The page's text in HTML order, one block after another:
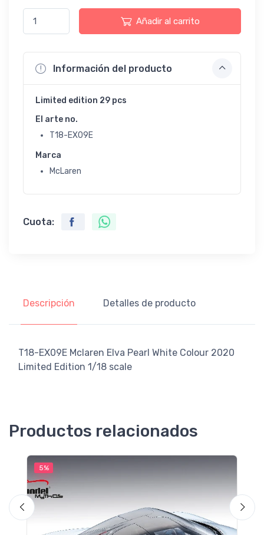
Añadir al carrito
Información del producto
Limited edition 29 pcs
El arte no.
T18-EX09E
Marca
McLaren
Cuota:
Descripción Detalles de producto
T18-EX09E Mclaren Elva Pearl White Colour 2020
Limited Edition 1/18 scale
Productos relacionados
5%